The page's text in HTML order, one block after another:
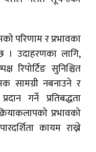
परिणाम र प्रभावका
उदाहरणका लागि,
रिपोर्टिङ सुनिश्चित
सामग्री नबनाउने र
गर्ने प्रतिबद्धता
प्रभावको
कायम राख्ने